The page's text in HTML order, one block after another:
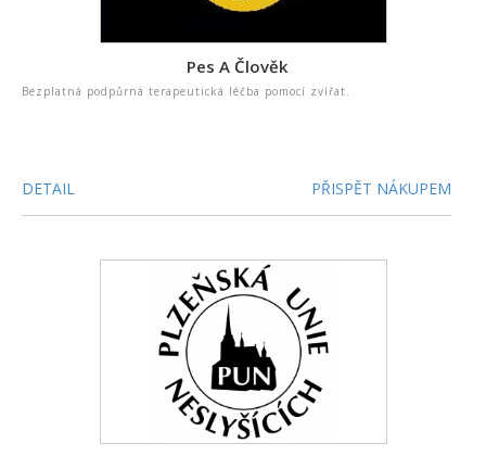
Pes A Člověk
Bezplatná podpůrná terapeutická léčba pomocí zvířat.
DETAIL PŘISPĚT NÁKUPEM